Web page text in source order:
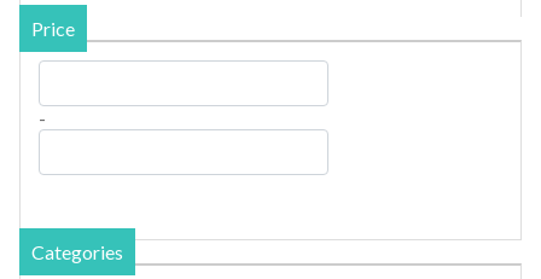
Price
-
Categories